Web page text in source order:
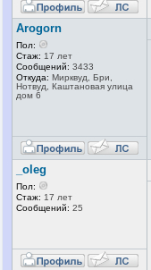
Arogorn
Пол:
Стаж: 17 лет
Сообщений: 3433
Откуда: Мирквуд, Бри,
Нотвуд, Каштановая улица
дом 6
_oleg
Пол:
Стаж: 17 лет
Сообщений: 25